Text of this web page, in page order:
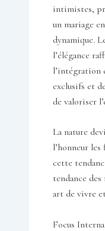
intimistes,
un mariage
dynamique.
l’élégance
l’intégration
exclusifs et
de valoriser
La nature
l’honneur
cette
tendance
art de vivre
Focus